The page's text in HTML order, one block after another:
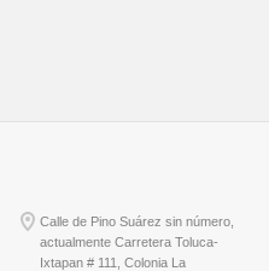
Calle de Pino Suárez sin número,
actualmente Carretera Toluca-
Ixtapan # 111, Colonia La